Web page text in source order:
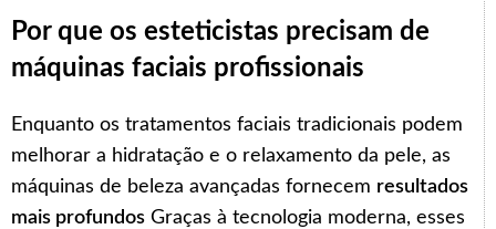
Por que os esteticistas precisam de
máquinas faciais profissionais
Enquanto os tratamentos faciais tradicionais podem
melhorar a hidratação e o relaxamento da pele, as
máquinas de beleza avançadas fornecem resultados
mais profundos Graças à tecnologia moderna, esses